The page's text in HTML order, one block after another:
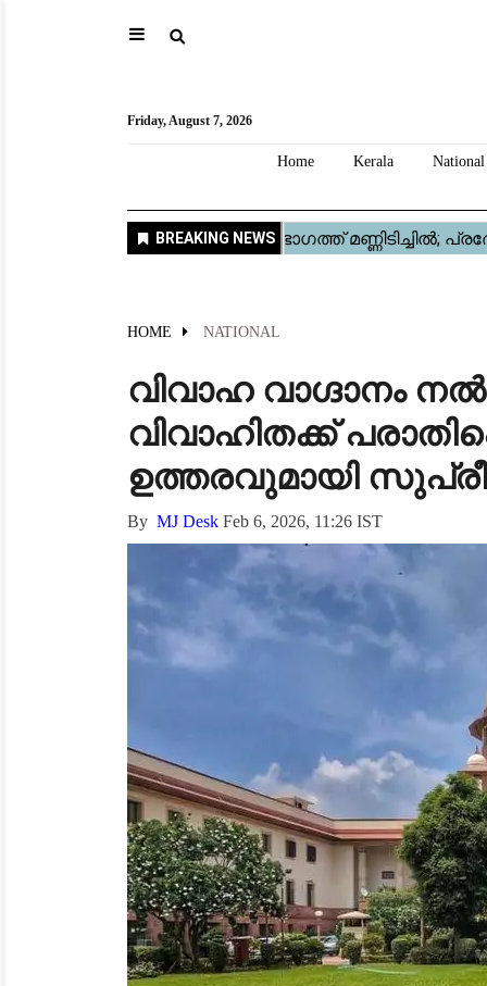
⚲
Friday, August 7, 2026
Home Kerala National
HOME NATIONAL
വിവാഹ വാഗ്ദാനം
വിവാഹിതക്ക്
ഉത്തരവുമായി
By MJ Desk Feb 6, 2026, 11:26 IST